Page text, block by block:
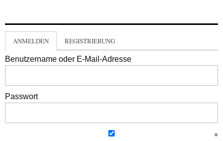
ANMELDEN REGISTRIERUNG
Benutzername oder E-Mail-Adresse
Passwort